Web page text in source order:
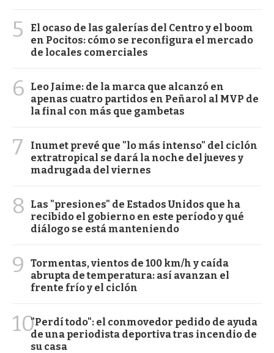
5
El ocaso de las galerías del Centro y el boom
en Pocitos: cómo se reconfigura el mercado
de locales comerciales
6
Leo Jaime: de la marca que alcanzó en
apenas cuatro partidos en Peñarol al MVP de
la final con más que gambetas
7
Inumet prevé que "lo más intenso" del ciclón
extratropical se dará la noche del jueves y
madrugada del viernes
8
Las "presiones" de Estados Unidos que ha
recibido el gobierno en este período y qué
diálogo se está manteniendo
9
Tormentas, vientos de 100 km/h y caída
abrupta de temperatura: así avanzan el
frente frío y el ciclón
10"Perdí todo": el conmovedor pedido de ayuda
de una periodista deportiva tras incendio de
su casa